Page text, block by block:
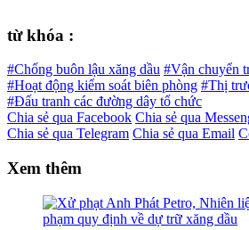
từ khóa :
#Chống buôn lậu xăng dầu #Vận chuyển
#Hoạt động kiểm soát biên phòng #Thị
#Đấu tranh các đường dây tổ chức
Chia sẻ qua Facebook Chia sẻ qua
Chia sẻ qua Telegram Chia sẻ qua Email
Xem thêm